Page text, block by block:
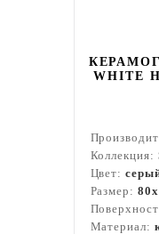
WHITE
Коллекция:
Цвет:
Размер:
Материал: